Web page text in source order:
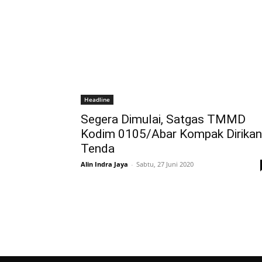
Headline
Segera Dimulai, Satgas TMMD
Kodim 0105/Abar Kompak Dirikan
Tenda
Alin Indra Jaya - Sabtu, 27 Juni 2020